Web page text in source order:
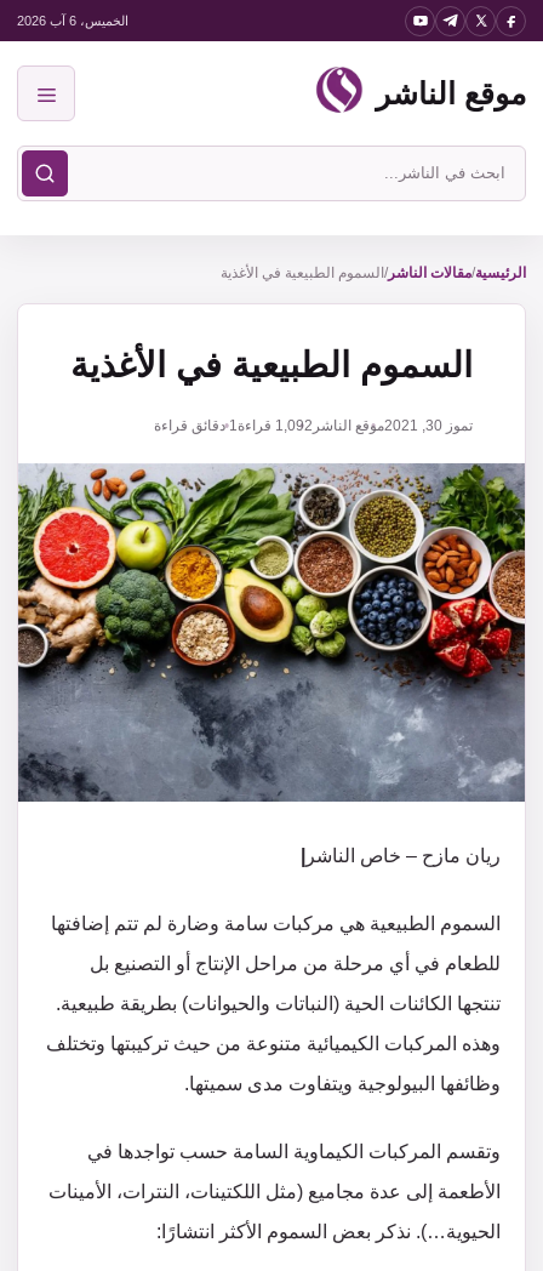
انتقل
المحتوى
الخميس، 6 آب 2026
موقع الناشر
ابحث
في
الناشر
الرئيسية/مقالات الناشر/ السموم الطبيعية في الأغذية
السموم الطبيعية في الأغذية
تموز 30, 2021 موقع الناشر 1,092 قراءة1 دقائق قراءة
ريان مازح – خاص الناشر
السموم الطبيعية هي مركبات سامة وضارة لم تتم إضافتها
للطعام في أي مرحلة من مراحل الإنتاج أو التصنيع بل
تنتجها الكائنات الحية (النباتات والحيوانات) بطريقة طبيعية.
وهذه المركبات الكيميائية متنوعة من حيث تركيبتها وتختلف
وظائفها البيولوجية ويتفاوت مدى سميتها.
وتقسم المركبات الكيماوية السامة حسب تواجدها في
الأطعمة إلى عدة مجاميع (مثل اللكتينات، النترات، الأمينات
الحيوية…). نذكر بعض السموم الأكثر انتشارًا: